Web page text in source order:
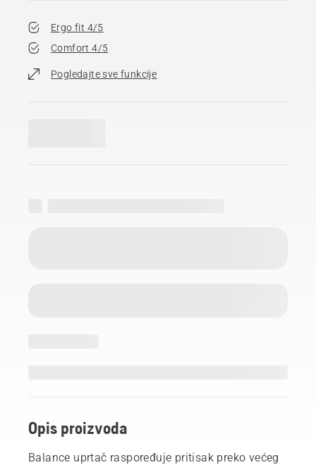
Ergo fit 4/5
Comfort 4/5
Pogledajte sve funkcije
Opis proizvoda
Balance uprtač raspoređuje pritisak preko većeg